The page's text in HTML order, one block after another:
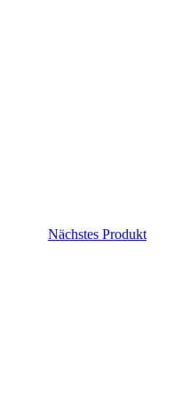
Nächstes Produkt